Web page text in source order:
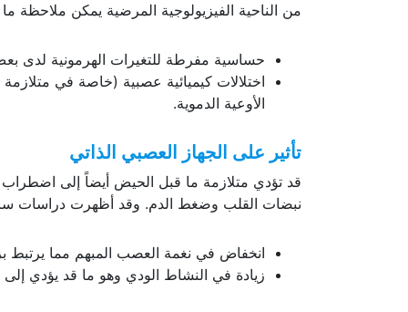
من الناحية الفيزيولوجية المرضية يمكن ملاحظة
حساسية مفرطة للتغيرات الهرمونية لدى
الأوعية الدموية.
تأثير على الجهاز العصبي الذاتي
قد تؤدي متلازمة ما قبل الحيض أيضاً إلى اضطراب
نبضات القلب وضغط الدم. وقد أظهرت دراسات
انخفاض في نغمة العصب المبهم مما يرتبط
زيادة في النشاط الودي وهو ما قد يؤدي